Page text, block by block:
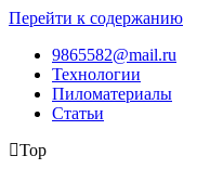
Перейти к содержанию
9865582@mail.ru
Технологии
Пиломатериалы
Статьи
Top